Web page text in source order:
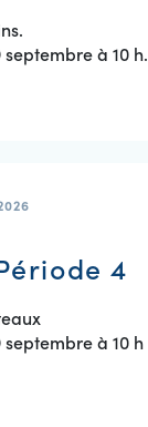
à 10 h.
4
à 10 h